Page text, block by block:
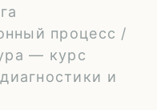
процесс /
— курс
и